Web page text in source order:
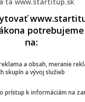
za 30-tisíc eur.
koncept útulku pre
na:
a obsah, meranie
skupín a vývoj služieb
prístup k informáciám na